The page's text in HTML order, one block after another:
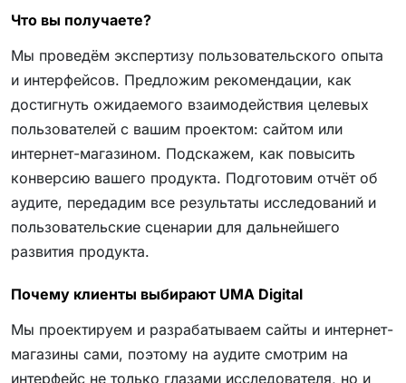
Что вы получаете?
Мы проведём экспертизу пользовательского опыта
и интерфейсов. Предложим рекомендации, как
достигнуть ожидаемого взаимодействия целевых
пользователей с вашим проектом: сайтом или
интернет-магазином. Подскажем, как повысить
конверсию вашего продукта. Подготовим отчёт об
аудите, передадим все результаты исследований и
пользовательские сценарии для дальнейшего
развития продукта.
Почему клиенты выбирают UMA Digital
Мы проектируем и разрабатываем сайты и интернет-
магазины сами, поэтому на аудите смотрим на
интерфейс не только глазами исследователя, но и